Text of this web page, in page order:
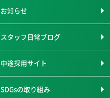
お知らせ
スタッフ日常ブログ
中途採用サイト
SDGsの取り組み